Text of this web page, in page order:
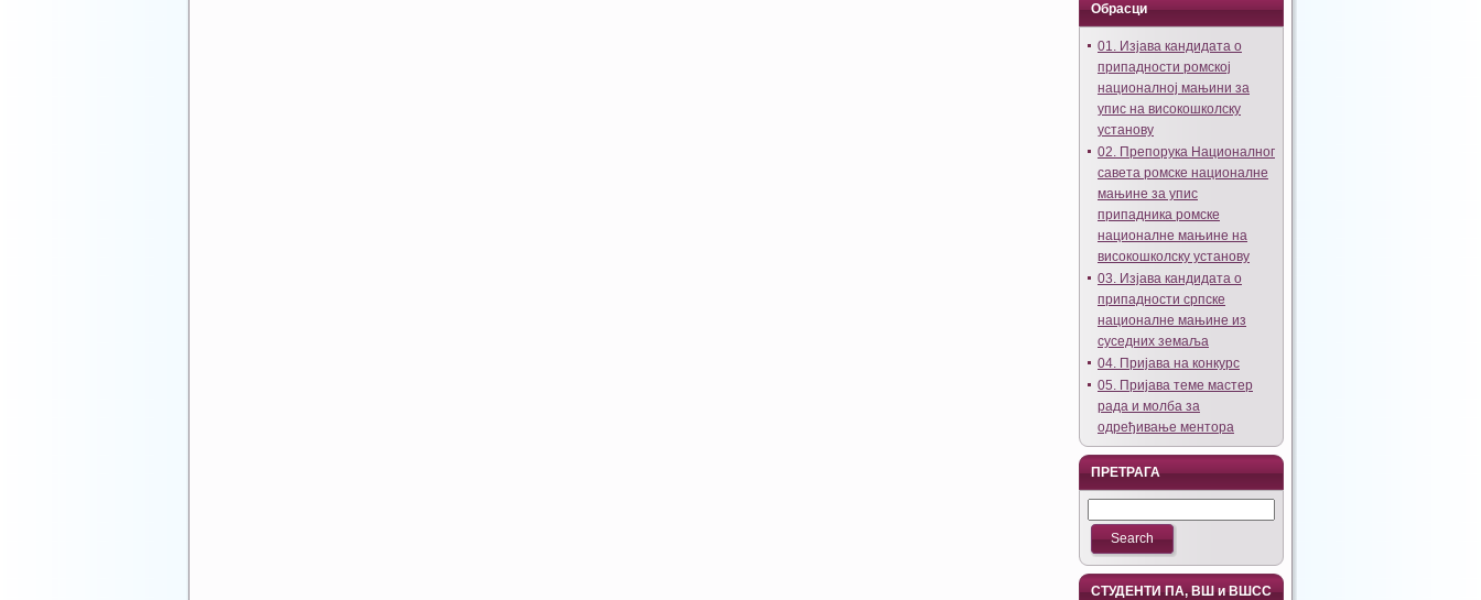
Обрасци
01. Изјава кандидата о
припадности ромској
националној мањини за
упис на високошколску
установу
02. Препорука Националног
савета ромске националне
мањине за упис
припадника ромске
националне мањине на
високошколску установу
03. Изјава кандидата о
припадности српске
националне мањине из
суседних земаља
04. Пријава на конкурс
05. Пријава теме мастер
рада и молба за
одређивање ментора
ПРЕТРАГА
СТУДЕНТИ ПА, ВШ и ВШСС